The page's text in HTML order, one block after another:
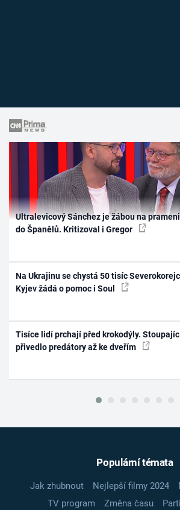
Ultralevicový Sánchez je žábou na
do Španělů. Kritizoval i Gregor
Na Ukrajinu se chystá 50 tisíc
Kyjev žádá o pomoc i Soul
Tisíce lidí prchají před krokodýly.
přivedlo predátory až ke dveřím
Populární témata
Jak zhubnout Nejlepší filmy 2024
TV program
Změna času